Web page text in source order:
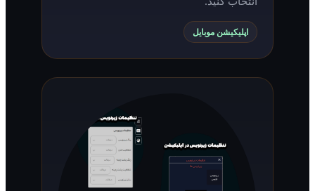
اپلیکیشن موبایل